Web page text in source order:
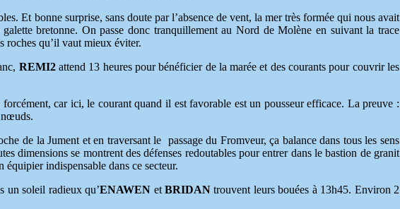
Et bonne surprise, sans doute par l’absence de vent, la mer très formée qui nous avait
bretonne. On passe donc tranquillement au Nord de Molène en suivant la trace
roches qu’il vaut mieux éviter.
REMI2attend 13 heures pour bénéficier de la marée et des courants pour couvrir les
car ici, le courant quand il est favorable est un pousseur efficace. La preuve :
de la Jument et en traversant le passage du Fromveur, ça balance dans tous les sens
dimensions se montrent des défenses redoutables pour entrer dans le bastion de granit
indispensable dans ce secteur.
un soleil radieux qu’ENAWEN etBRIDAN trouvent leurs bouées à 13h45. Environ 2